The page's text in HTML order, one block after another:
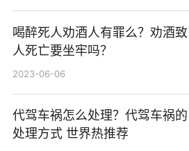
喝醉死人劝酒人有罪么？劝酒致
人死亡要坐牢吗？
2023-06-06
代驾车祸怎么处理？代驾车祸的
处理方式 世界热推荐